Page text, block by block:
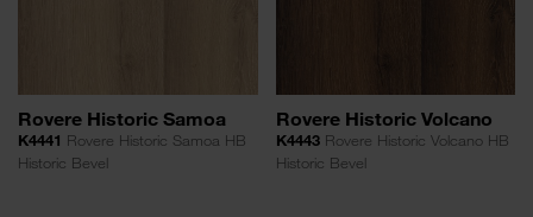
Rovere Historic Samoa
K4441 Rovere Historic Samoa HB
Historic Bevel
Rovere Historic Volcano
K4443Rovere Historic Volcano HB
Historic Bevel